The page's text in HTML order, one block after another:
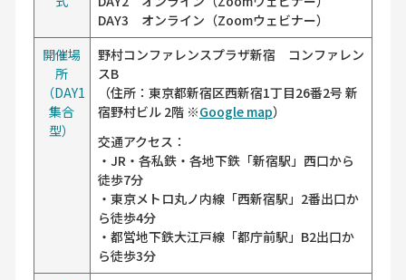
DAY3 オンライン（Zoomウェビナー）
開催場
所
（DAY1
集合
型）
野村コンファレンスプラザ新宿 コンファレン
スB
（住所：東京都新宿区西新宿1丁目26番2号 新
宿野村ビル 2階 ※Google map）
交通アクセス：
・JR・各私鉄・各地下鉄「新宿駅」西口から
徒歩7分
・東京メトロ丸ノ内線「西新宿駅」2番出口か
ら徒歩4分
・都営地下鉄大江戸線「都庁前駅」B2出口か
ら徒歩3分